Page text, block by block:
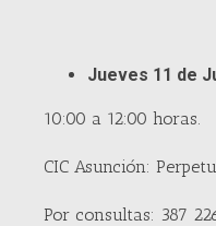
Jueves 11 de
10:00 a 12:00 horas.
CIC Asunción:
Por consultas: 387